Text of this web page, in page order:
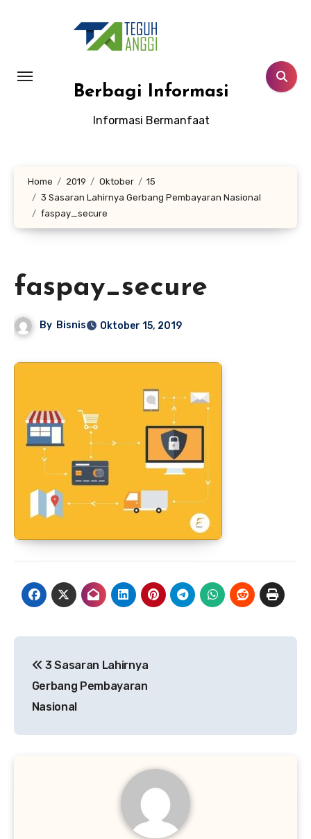
Berbagi Informasi
Informasi Bermanfaat
Home 2019 Oktober
15
3 Sasaran Lahirnya Gerbang Pembayaran Nasional
faspay_secure
faspay_secure
By Bisnis Oktober 15, 2019
pos
3 Sasaran Lahirnya
Gerbang Pembayaran
Nasional